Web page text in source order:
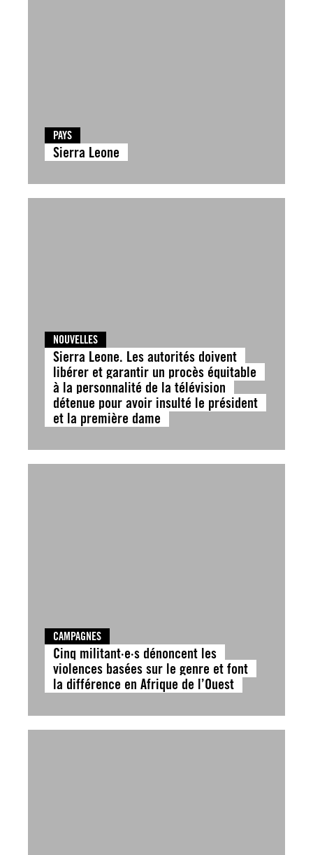
PAYS
Sierra Leone
NOUVELLES
Sierra Leone. Les autorités doivent
libérer et garantir un procès équitable
à la personnalité de la télévision
détenue pour avoir insulté le président
et la première dame
CAMPAGNES
Cinq militant·e·s dénoncent les
violences basées sur le genre et font
la différence en Afrique de l’Ouest